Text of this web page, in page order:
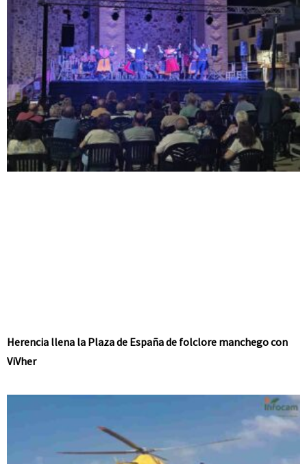
Herencia llena la Plaza de España de folclore manchego con
ViVher